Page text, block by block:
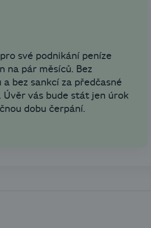
své podnikání peníze
na pár měsíců. Bez
a bez sankcí za předčasné
Úvěr vás bude stát jen úrok
dobu čerpání.